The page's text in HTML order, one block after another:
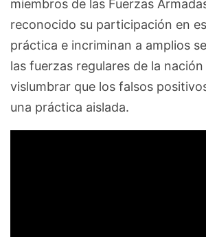
miembros de las Fuerzas
reconocido su participación en
práctica e incriminan a amplios
las fuerzas regulares de la nación
vislumbrar que los falsos
una práctica aislada.